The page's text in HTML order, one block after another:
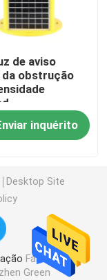
de aviso
da obstrução
inquérito
Desktop Site
Fábrica
Green